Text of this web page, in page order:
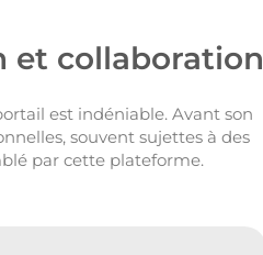
et collaboration
est indéniable. Avant son
souvent sujettes à des
par cette plateforme.